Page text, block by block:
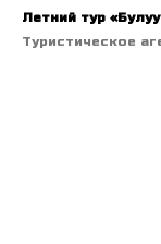
Летний тур
Туристическое